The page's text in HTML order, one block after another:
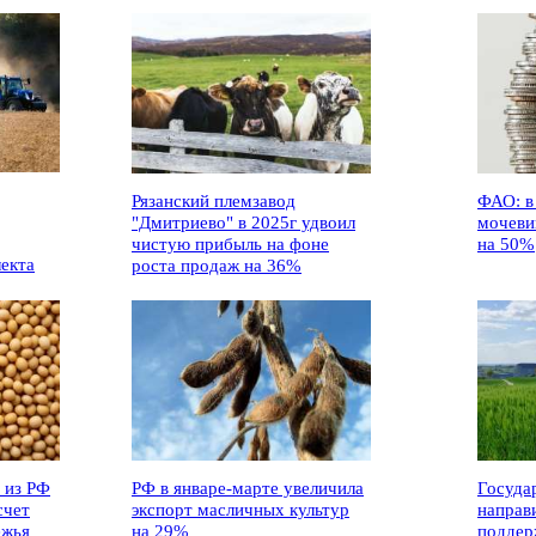
Рязанский племзавод
"Дмитриево" в 2025г удвоил
чистую прибыль на фоне
роста продаж на 36%
ФАО:
на 50%
из РФ
РФ в январе-марте увеличила
экспорт масличных культур
на 29%